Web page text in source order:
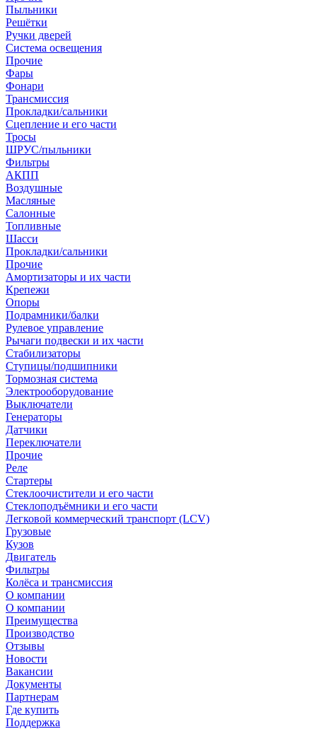
Пыльники
Решётки
Ручки дверей
Система освещения
Прочие
Фары
Фонари
Трансмиссия
Прокладки/сальники
Сцепление и его части
Тросы
ШРУС/пыльники
Фильтры
АКПП
Воздушные
Масляные
Салонные
Топливные
Шасси
Прокладки/сальники
Прочие
Амортизаторы и их части
Крепежи
Опоры
Подрамники/балки
Рулевое управление
Рычаги подвески и их части
Стабилизаторы
Ступицы/подшипники
Тормозная система
Электрооборудование
Выключатели
Генераторы
Датчики
Переключатели
Прочие
Реле
Стартеры
Стеклоочистители и его части
Стеклоподъёмники и его части
Легковой коммерческий транспорт (LCV)
Грузовые
Кузов
Двигатель
Фильтры
Колёса и трансмиссия
О компании
О компании
Преимущества
Производство
Отзывы
Новости
Вакансии
Документы
Партнерам
Где купить
Поддержка